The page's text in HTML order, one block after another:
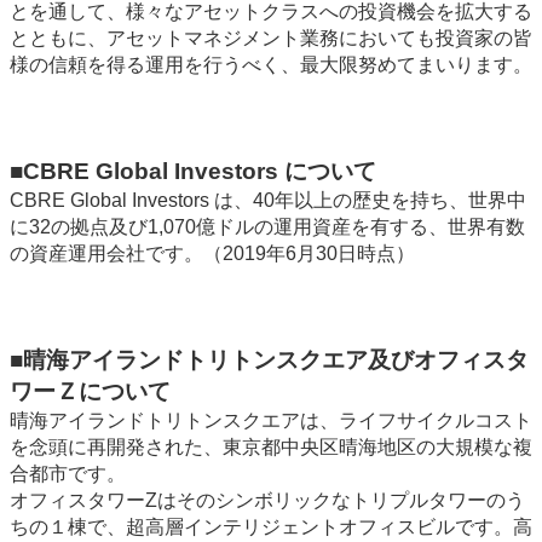
とを通して、様々なアセットクラスへの投資機会を拡大する
とともに、アセットマネジメント業務においても投資家の皆
様の信頼を得る運用を行うべく、最大限努めてまいります。
■CBRE Global Investors について
CBRE Global Investors は、40年以上の歴史を持ち、世界中
に32の拠点及び1,070億ドルの運用資産を有する、世界有数
の資産運用会社です。（2019年6月30日時点）
■晴海アイランドトリトンスクエア及びオフィスタ
ワーＺについて
晴海アイランドトリトンスクエアは、ライフサイクルコスト
を念頭に再開発された、東京都中央区晴海地区の大規模な複
合都市です。
オフィスタワーZはそのシンボリックなトリプルタワーのう
ちの１棟で、超高層インテリジェントオフィスビルです。高